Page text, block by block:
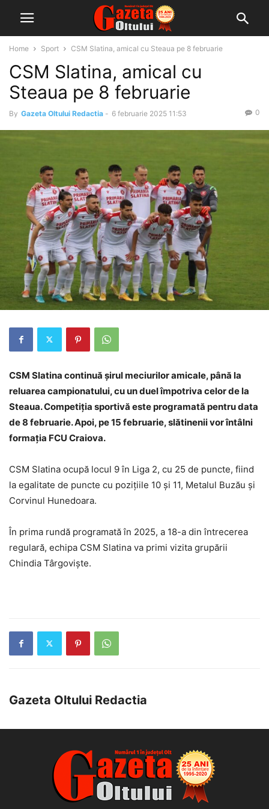
Home Sport CSM Slatina, amical cu Steaua pe 8 februarie
CSM Slatina, amical cu
Steaua pe 8 februarie
By Gazeta Oltului Redactia - 6 februarie 2025 11:53 0
CSM Slatina continuă șirul meciurilor amicale, până la
reluarea campionatului, cu un duel împotriva celor de la
Steaua. Competiția sportivă este programată pentru data
de 8 februarie. Apoi, pe 15 februarie, slătinenii vor întâlni
formația FCU Craiova.
CSM Slatina ocupă locul 9 în Liga 2, cu 25 de puncte, fiind
la egalitate de puncte cu pozițiile 10 și 11, Metalul Buzău și
Corvinul Hunedoara.
În prima rundă programată în 2025, a 18-a din întrecerea
regulară, echipa CSM Slatina va primi vizita grupării
Chindia Târgoviște.
Gazeta Oltului Redactia